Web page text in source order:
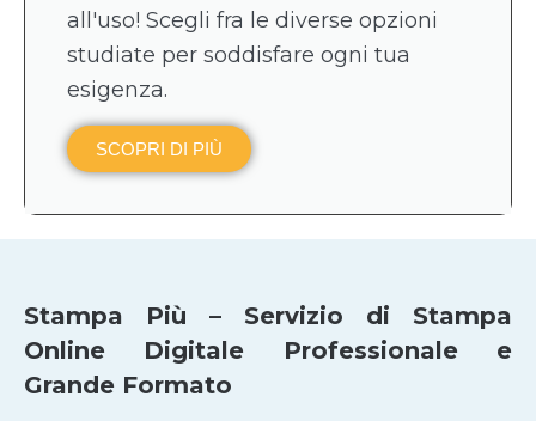
all'uso! Scegli fra le diverse opzioni
studiate per soddisfare ogni tua
esigenza.
SCOPRI DI PIÙ
Stampa Più – Servizio di Stampa
Online Digitale Professionale e
Grande Formato